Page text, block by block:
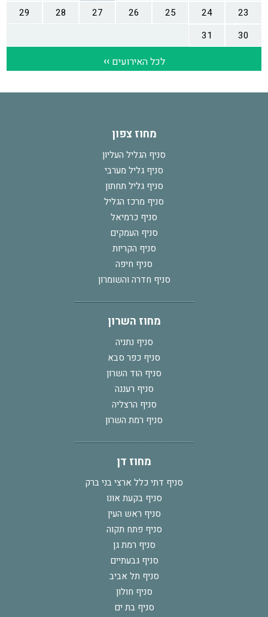
מחוז צפון
סניף הגליל העליון
סניף גליל מערבי
סניף גליל תחתון
סניף מרכז הגליל
סניף כרמיאל
סניף העמקים
סניף הקריות
סניף חיפה
סניף חדרה והשומרון
מחוז השרון
סניף נתניה
סניף כפר סבא
סניף הוד השרון
סניף רעננה
סניף הרצליה
סניף רמת השרון
מחוז דן
סניף דתי כלל ארצי בני ברק
סניף בקעת אונו
סניף ראש העין
סניף פתח תקוה
סניף רמת גן
סניף גבעתיים
סניף תל אביב
סניף חולון
סניף בת ים